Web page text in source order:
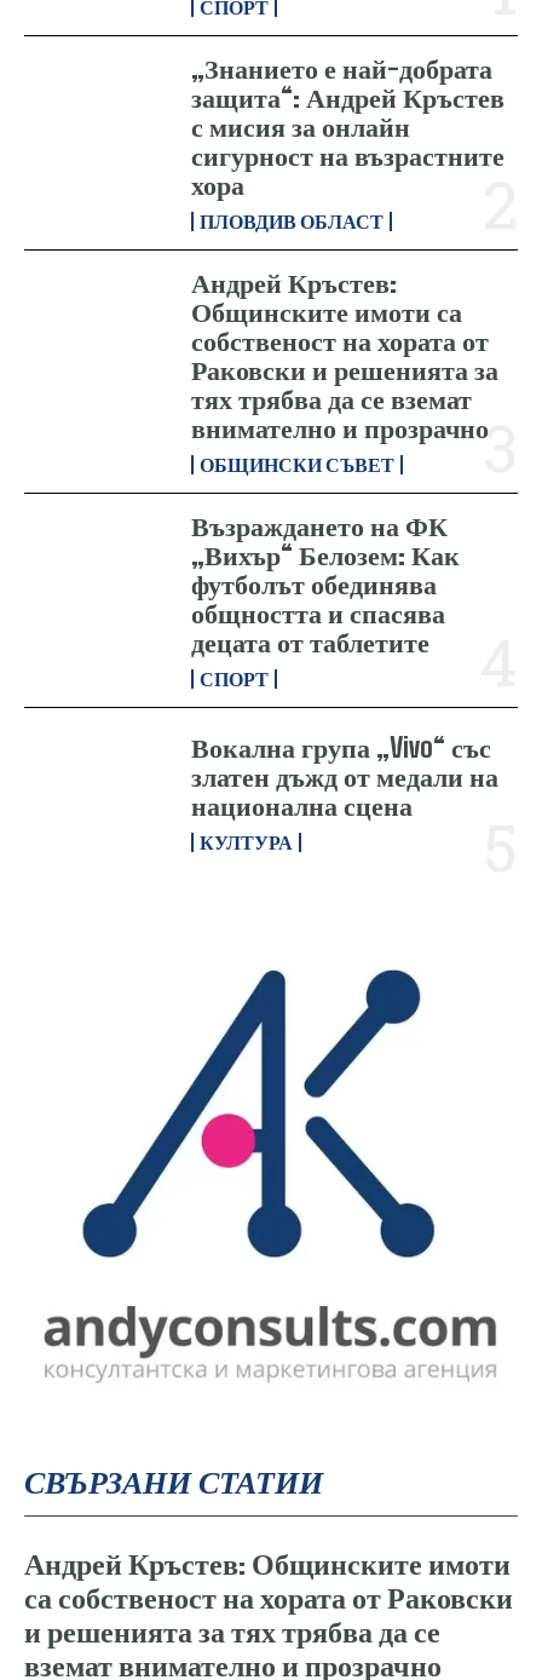
СПОРТ
„Знанието е най-добрата
защита“: Андрей Кръстев
с мисия за онлайн
сигурност на възрастните
хора
ПЛОВДИВ ОБЛАСТ
Андрей Кръстев:
Общинските имоти са
собственост на хората от
Раковски и решенията за
тях трябва да се вземат
внимателно и прозрачно
ОБЩИНСКИ СЪВЕТ
Възраждането на ФК
„Вихър“ Белозем: Как
футболът обединява
общността и спасява
децата от таблетите
СПОРТ
Вокална група „Vivo“ със
златен дъжд от медали на
национална сцена
КУЛТУРА
СВЪРЗАНИ СТАТИИ
Андрей Кръстев: Общинските имоти
са собственост на хората от Раковски
и решенията за тях трябва да се
вземат внимателно и прозрачно